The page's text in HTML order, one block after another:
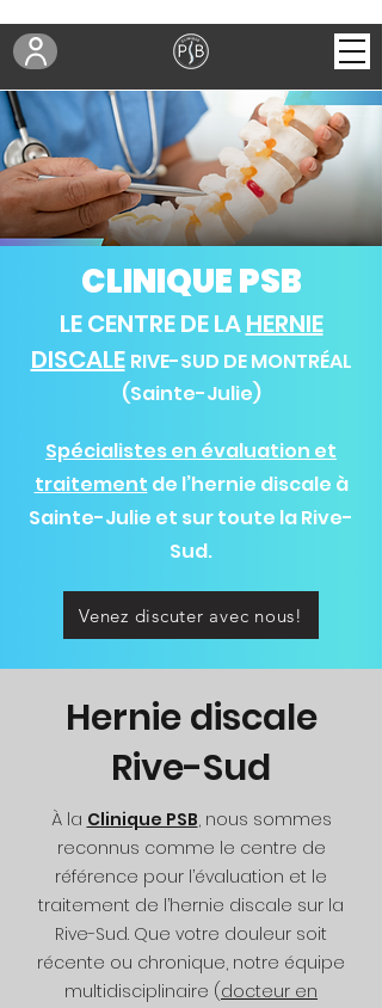
CLINIQUE PSB
LE CENTRE DE LAHERNIE
DISCALE RIVE-SUD DE MONTRÉAL
(Sainte-Julie)
Spécialistes en évaluation et
traitement de l’hernie discale à
Sainte-Julie et sur toute la Rive-
Sud.
Venez discuter avec nous!
Hernie discale
Rive-Sud
À la Clinique PSB, nous sommes
reconnus comme le centre de
référence pour l’évaluation et le
traitement de l’hernie discale sur la
Rive-Sud. Que votre douleur soit
récente ou chronique, notre équipe
multidisciplinaire (docteur en